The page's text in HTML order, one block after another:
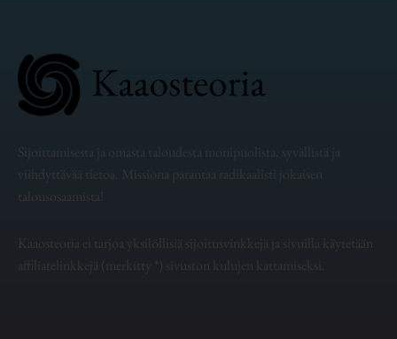
Sijoittamisesta ja omasta taloudesta monipuolista, syvällistä ja
viihdyttävää tietoa. Missiona parantaa radikaalisti jokaisen
talousosaamista!
Kaaosteoria ei tarjoa yksilöllisiä sijoitusvinkkejä ja sivuilla käytetään
affiliatelinkkejä (merkitty *) sivuston kulujen kattamiseksi.